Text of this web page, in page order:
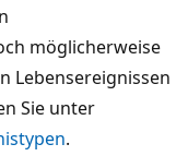
möglicherweise
Lebensereignissen
Sie unter
.